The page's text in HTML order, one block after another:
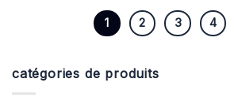
catégories de produits
1 2 3 4